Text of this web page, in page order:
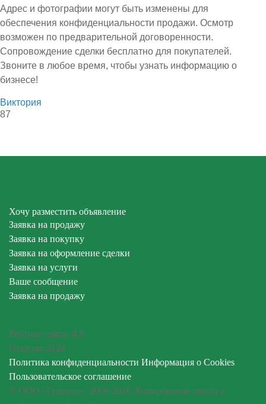
Адрес и фотографии могут быть изменены для
обеспечения конфиденциальности продажи. Осмотр
возможен по предварительной договоренности.
Сопровождение сделки бесплатно для покупателей.
Звоните в любое время, чтобы узнать информацию о
бизнесе!
Виктория
87
Хочу разместить объявление
Заявка на продажу
Заявка на покупку
Заявка на оформление сделки
Заявка на услуги
Ваше сообщение
Заявка на продажу
Рейтинг сайта: 4.8
Голосов: 2124
Политика конфиденциальности Информация о Cookies
Пользовательское соглашение
© ООО «Гудвилл», 2009-2026. Копирование текста и